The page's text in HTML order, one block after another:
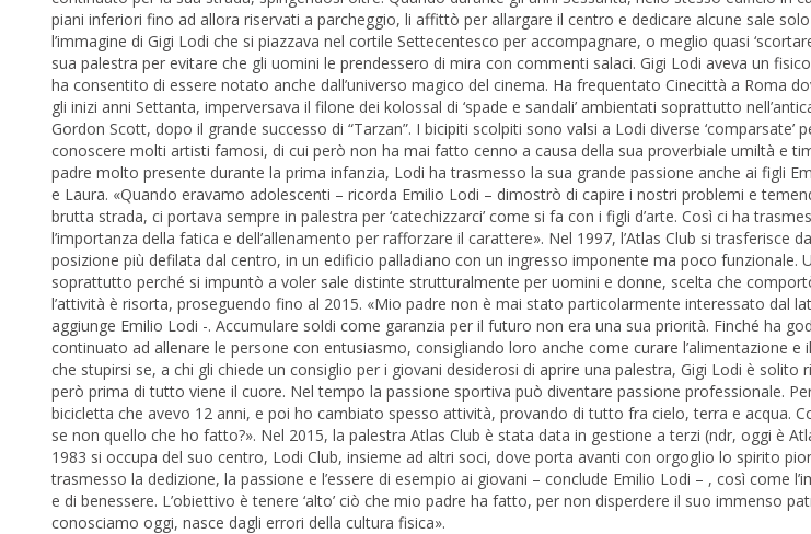
piani inferiori fino ad allora riservati a parcheggio, li affittò per allargare il centro e dedicare alcune sale
l’immagine di Gigi Lodi che si piazzava nel cortile Settecentesco per accompagnare, o meglio quasi
sua palestra per evitare che gli uomini le prendessero di mira con commenti salaci. Gigi Lodi aveva un
ha consentito di essere notato anche dall’universo magico del cinema. Ha frequentato Cinecittà a Roma
gli inizi anni Settanta, imperversava il filone dei kolossal di ‘spade e sandali’ ambientati soprattutto
Gordon Scott, dopo il grande successo di “Tarzan”. I bicipiti scolpiti sono valsi a Lodi diverse ‘comparsate’
conoscere molti artisti famosi, di cui però non ha mai fatto cenno a causa della sua proverbiale umiltà e
padre molto presente durante la prima infanzia, Lodi ha trasmesso la sua grande passione anche ai figli
e Laura. «Quando eravamo adolescenti – ricorda Emilio Lodi – dimostrò di capire i nostri problemi e
brutta strada, ci portava sempre in palestra per ‘catechizzarci’ come si fa con i figli d’arte. Così ci ha
l’importanza della fatica e dell’allenamento per rafforzare il carattere». Nel 1997, l’Atlas Club si trasferisce
posizione più defilata dal centro, in un edificio palladiano con un ingresso imponente ma poco funzionale.
soprattutto perché si impuntò a voler sale distinte strutturalmente per uomini e donne, scelta che
l’attività è risorta, proseguendo fino al 2015. «Mio padre non è mai stato particolarmente interessato dal
aggiunge Emilio Lodi -. Accumulare soldi come garanzia per il futuro non era una sua priorità. Finché ha
continuato ad allenare le persone con entusiasmo, consigliando loro anche come curare l’alimentazione e
che stupirsi se, a chi gli chiede un consiglio per i giovani desiderosi di aprire una palestra, Gigi Lodi è solito
però prima di tutto viene il cuore. Nel tempo la passione sportiva può diventare passione professionale.
bicicletta che avevo 12 anni, e poi ho cambiato spesso attività, provando di tutto fra cielo, terra e acqua.
se non quello che ho fatto?». Nel 2015, la palestra Atlas Club è stata data in gestione a terzi (ndr, oggi è
1983 si occupa del suo centro, Lodi Club, insieme ad altri soci, dove porta avanti con orgoglio lo spirito
trasmesso la dedizione, la passione e l’essere di esempio ai giovani – conclude Emilio Lodi – , così come
e di benessere. L’obiettivo è tenere ‘alto’ ciò che mio padre ha fatto, per non disperdere il suo immenso
conosciamo oggi, nasce dagli errori della cultura fisica».